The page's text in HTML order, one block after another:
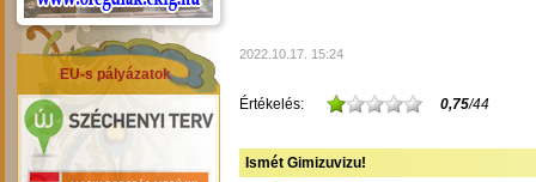
EU-s pályázatok
2022.10.17. 15:24
Értékelés: 0,75/44
Ismét Gimizuvizu!